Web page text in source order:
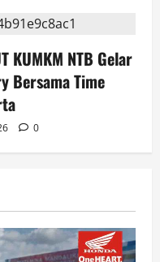
KUMKM NTB Gelar
Bersama Time
0